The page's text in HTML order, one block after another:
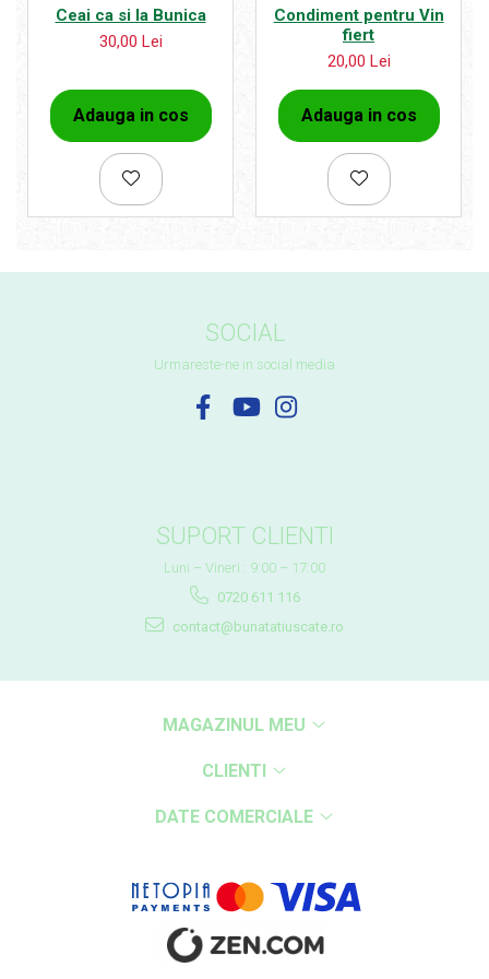
Ceai ca si la Bunica
30,00 Lei
Adauga in cos
Condiment pentru Vin
fiert
20,00 Lei
Adauga in cos
SOCIAL
Urmareste-ne in social media
SUPORT CLIENTI
Luni – Vineri : 9:00 – 17:00
0720 611 116
contact@bunatatiuscate.ro
MAGAZINUL MEU
CLIENTI
DATE COMERCIALE